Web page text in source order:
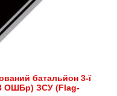
батальйон 3-ї
ОШБр) ЗСУ (Flag-